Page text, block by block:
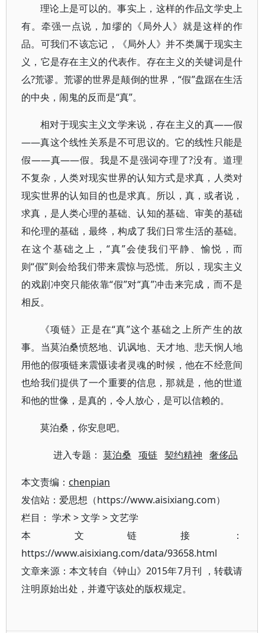
理论上是可以的。事实上，这样的作品文学史上
有。牵强一点说，加缪的《局外人》就是这样的作
品。可我们不该忘记，《局外人》并不类属于现实主
义，它是存在主义的代表作。存在主义的关键词是什
么?荒谬。荒谬的世界是颠倒的世界，“假”盘踞在生活
的中央，闹鬼的反而是“真”。
相对于现实主义文学来说，存在主义的真——假
——真这个线性关系是不可思议的。它的线性只能是
假——真——假。我是不是强词夺理了?没有。道理
不复杂，人类对现实世界的认知方式是求真，人类对
现实世界的认知目的也是求真。所以，真，或者说，
求真，是人类心理的基础、认知的基础、审美的基础
和伦理的基础，最终，构成了我们日常生活的基础。
在这个基础之上，“真”会使我们平静、愉悦，而
则“假”则会给我们带来震惊与恐慌。所以，现实主义
的戏剧冲突只能依靠“假”对“真”冲击来完成，而不是
相反。
《项链》正是在“真”这个基础之上所产生的故
事。当莫泊桑愤怒地、讥讽地、天才地、悲天悯人地
用他的假项链来震慑读者灵魂的时候，他在不经意间
也给我们提供了一个重要的信息，那就是，他的世道
和他的世像，是真的，令人放心，是可以信赖的。
莫泊桑，你安息吧。
进入专题：莫泊桑 项链 契约精神 奢侈品
本文责编： chenpian
发信站：爱思想（https://www.aisixiang.com）
栏目： 学术>文学 >文艺学
本文链接：
https://www.aisixiang.com/data/93658.html
文章来源：本文转自《钟山》2015年7月刊 ，转载请
注明原始出处，并遵守该处的版权规定。